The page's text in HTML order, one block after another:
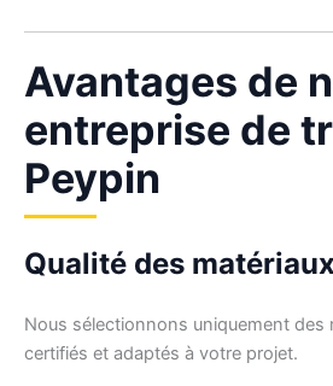
Avantages de
entreprise de
Peypin
Qualité des
Nous sélectionnons uniquement des
certifiés et adaptés à votre projet.